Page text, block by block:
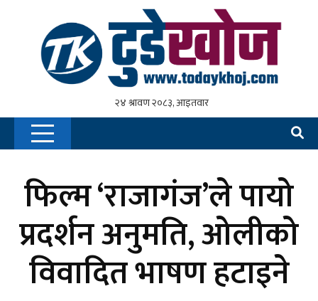
फिल्म ‘राजागंज’ले पायो
प्रदर्शन अनुमति, ओलीको
विवादित भाषण हटाइने